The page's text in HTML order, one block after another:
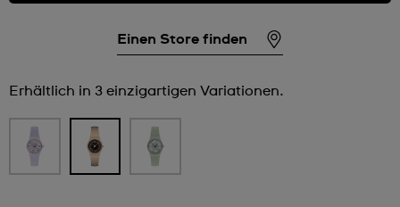
Einen Store finden
Erhältlich in 3 einzigartigen Variationen.